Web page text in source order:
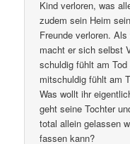
Kind verloren, was
zudem sein Heim
Freunde verloren.
macht er sich selbst
schuldig fühlt am
mitschuldig fühlt am
Was wollt ihr
geht seine Tochter
total allein gelassen
fassen kann?